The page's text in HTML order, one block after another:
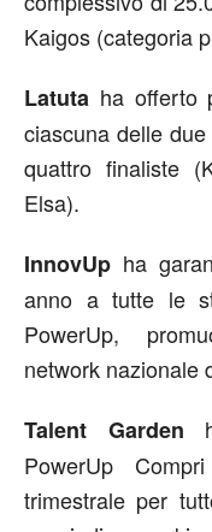
Kaigos (categoria
Latuta ha offerto
ciascuna delle
quattro finaliste
Elsa).
InnovUp ha
anno a tutte le
PowerUp,
network nazionale
Talent Garden
PowerUp
trimestrale per